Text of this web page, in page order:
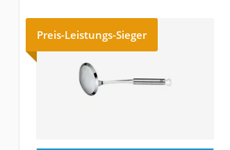
Preis-Leistungs-Sieger